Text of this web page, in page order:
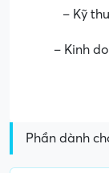
– Kỹ
– Kinh
Phần dành